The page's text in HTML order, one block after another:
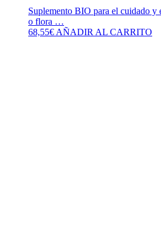
Suplemento BIO para el cuidado
o flora …
68,55€ AÑADIR AL CARRITO